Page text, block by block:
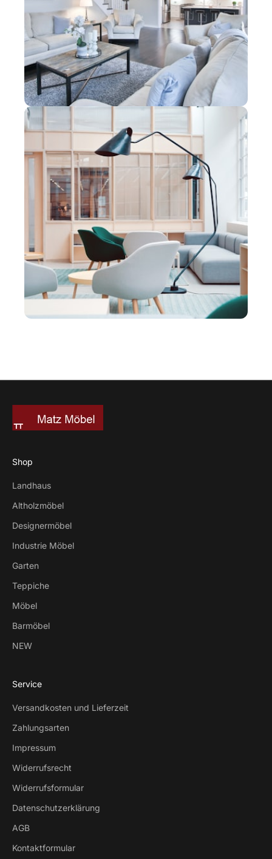
Shop
Landhaus
Altholzmöbel
Designermöbel
Industrie Möbel
Garten
Teppiche
Möbel
Barmöbel
NEW
Service
Versandkosten und Lieferzeit
Zahlungsarten
Impressum
Widerrufsrecht
Widerrufsformular
Datenschutzerklärung
AGB
Kontaktformular